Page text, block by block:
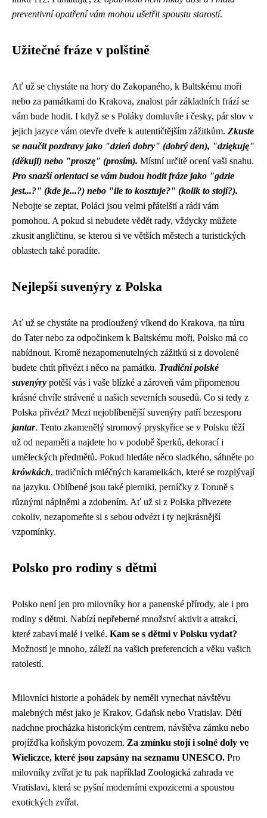
preventivní opatření vám mohou ušetřit spoustu starostí.
Užitečné fráze v polštině
Ať už se chystáte na hory do Zakopaného, k Baltskému moři
nebo za památkami do Krakova, znalost pár základních frází se
vám bude hodit. I když se s Poláky domluvíte i česky, pár slov v
jejich jazyce vám otevře dveře k autentičtějším zážitkům. Zkuste
se naučit pozdravy jako "dzień dobry" (dobrý den), "dziękuję"
(děkuji) nebo "proszę" (prosím). Místní určitě ocení vaši snahu.
Pro snazší orientaci se vám budou hodit fráze jako "gdzie
jest...?" (kde je...?) nebo "ile to kosztuje?" (kolik to stojí?).
Nebojte se zeptat, Poláci jsou velmi přátelští a rádi vám
pomohou. A pokud si nebudete vědět rady, vždycky můžete
zkusit angličtinu, se kterou si ve větších městech a turistických
oblastech také poradíte.
Nejlepší suvenýry z Polska
Ať už se chystáte na prodloužený víkend do Krakova, na túru
do Tater nebo za odpočinkem k Baltskému moři, Polsko má co
nabídnout. Kromě nezapomenutelných zážitků si z dovolené
budete chtít přivézt i něco na památku. Tradiční polské
suvenýry potěší vás i vaše blízké a zároveň vám připomenou
krásné chvíle strávené u našich severních sousedů. Co si tedy z
Polska přivézt? Mezi nejoblíbenější suvenýry patří bezesporu
jantar. Tento zkamenělý stromový pryskyřice se v Polsku těží
už od nepaměti a najdete ho v podobě šperků, dekorací i
uměleckých předmětů. Pokud hledáte něco sladkého, sáhněte po
krówkách, tradičních mléčných karamelkách, které se rozplývají
na jazyku. Oblíbené jsou také pierniki, perníčky z Toruně s
různými náplněmi a zdobením. Ať už si z Polska přivezete
cokoliv, nezapomeňte si s sebou odvézt i ty nejkrásnější
vzpomínky.
Polsko pro rodiny s dětmi
Polsko není jen pro milovníky hor a panenské přírody, ale i pro
rodiny s dětmi. Nabízí nepřeberné množství aktivit a atrakcí,
které zabaví malé i velké. Kam se s dětmi v Polsku vydat?
Možností je mnoho, záleží na vašich preferencích a věku vašich
ratolestí.
Milovníci historie a pohádek by neměli vynechat návštěvu
malebných měst jako je Krakov, Gdaňsk nebo Vratislav. Děti
nadchne procházka historickým centrem, návštěva zámku nebo
projížďka koňským povozem. Za zmínku stojí i solné doly ve
Wieliczce, které jsou zapsány na seznamu UNESCO. Pro
milovníky zvířat je tu pak například Zoologická zahrada ve
Vratislavi, která se pyšní moderními expozicemi a spoustou
exotických zvířat.